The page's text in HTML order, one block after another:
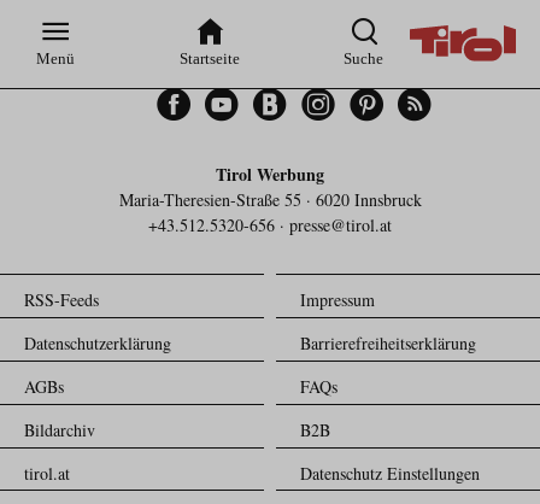
Hauptnavigation
Inhaltsbereich
Menü Startseite Suche
Tirol Werbung
Maria-Theresien-Straße 55 · 6020 Innsbruck
+43.512.5320-656 · presse@tirol.at
RSS-Feeds
Impressum
Datenschutzerklärung
Barrierefreiheitserklärung
AGBs
FAQs
Bildarchiv
B2B
tirol.at
Datenschutz Einstellungen
FacebookYouTubeBloggerInstagramPinterestFeed